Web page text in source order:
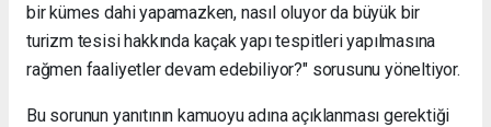
bir kümes dahi yapamazken, nasıl oluyor da büyük bir
turizm tesisi hakkında kaçak yapı tespitleri yapılmasına
rağmen faaliyetler devam edebiliyor?" sorusunu yöneltiyor.
Bu sorunun yanıtının kamuoyu adına açıklanması gerektiği